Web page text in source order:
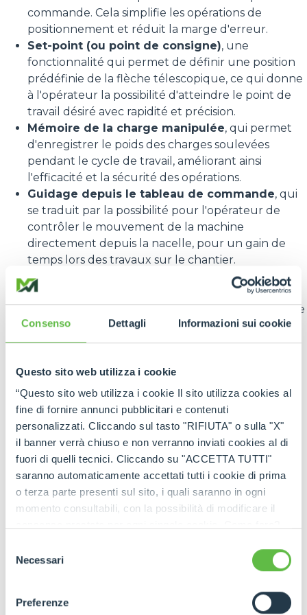
Consenso Dettagli Informazioni sui cookie
Questo sito web utilizza i cookie
“Questo sito web utilizza i cookie Il sito utilizza cookies al
fine di fornire annunci pubblicitari e contenuti
personalizzati. Cliccando sul tasto "RIFIUTA" o sulla "X"
il banner verrà chiuso e non verranno inviati cookies al di
fuori di quelli tecnici. Cliccando su "ACCETTA TUTTI"
saranno automaticamente accettati tutti i cookie di prima
o terza parte presenti sul sito, i quali saranno in ogni
momento consultabili, con la possibilità di modificare il
ogni pagina, selezionare "Modifichi il suo consenso" e
dell'informativa completa nel footer presente in ogni
pagina. Per esercitare i diritti riconosciuti all'interessato ai
delNecessari
Preferenze
commande. Cela simplifie les opérations de
positionnement et réduit la marge d'erreur.
Set-point (ou point de consigne), une
fonctionnalité qui permet de définir une position
prédéfinie de la flèche télescopique, ce qui donne
à l'opérateur la possibilité d'atteindre le point de
travail désiré avec rapidité et précision.
Mémoire de la charge manipulée, qui permet
d'enregistrer le poids des charges soulevées
pendant le cycle de travail, améliorant ainsi
l'efficacité et la sécurité des opérations.
Guidage depuis le tableau de commande, qui
se traduit par la possibilité pour l'opérateur de
contrôler le mouvement de la machine
directement depuis la nacelle, pour un gain de
temps lors des travaux sur le chantier.
Guidage par radiocommande
, qui se traduit par
la possibilité pour l'opérateur de contrôler le
mouvement de la machine directement à l'aide de
la radiocommande à distance, pour plus de
précision et de sécurité lors du positionnement
HYPERCOMPACT
Parmi les nouveautés les plus attendues du salon,
Merlo a présenté en avant-première le nouvel
HyperCompact , un chargeur télescopique conçu
pour travailler dans des espaces extrêmement
réduits. Destiné aux chantiers, aux entrepôts et
aux environnements industriels encombrés, il allie
des dimensions compactes à des performances
capacité de charge de 1500 kg et une hauteur de
levage maximale de 5 mètres. Grâce à sa
même dans les zones difficiles d'accès, tandis que